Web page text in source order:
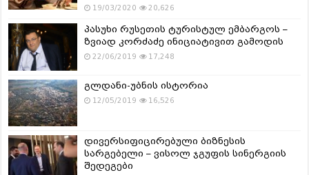
19/03/2020 20,626
პასუხი რუსეთის ტურისტულ ემბარგოს –
ზვიად კორძაძე ინიციატივით გამოდის
22/06/2019 17,248
გლდანი-უბნის ისტორია
12/05/2019 16,526
დივერსიფიცირებული ბიზნესის
სარგებელი – ვისოლ ჯგუფის სინერგიის
შედეგები